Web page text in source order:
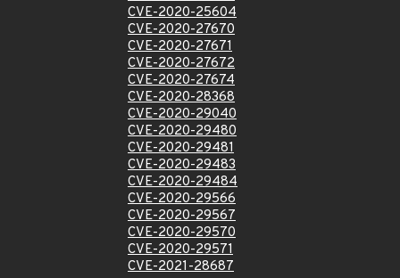
CVE-2020-25604
CVE-2020-27670
CVE-2020-27671
CVE-2020-27672
CVE-2020-27674
CVE-2020-28368
CVE-2020-29040
CVE-2020-29480
CVE-2020-29481
CVE-2020-29483
CVE-2020-29484
CVE-2020-29566
CVE-2020-29567
CVE-2020-29570
CVE-2020-29571
CVE-2021-28687